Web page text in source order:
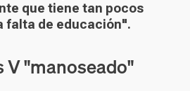
que tiene tan pocos
falta de educación".
V "manoseado"